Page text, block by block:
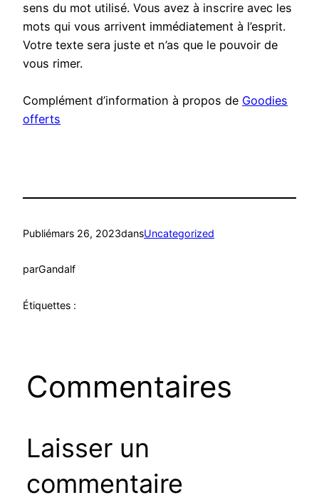
sens du mot utilisé. Vous avez à inscrire avec les
mots qui vous arrivent immédiatement à l’esprit.
Votre texte sera juste et n’as que le pouvoir de
vous rimer.
Complément d’information à propos de Goodies
offerts
Publiémars 26, 2023dansUncategorized
parGandalf
Étiquettes :
Commentaires
Laisser un
commentaire